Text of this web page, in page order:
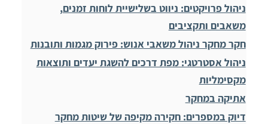
ניהול פרויקטים: ניווט בשלישיית לוחות זמנים,
משאבים ותקציבים
חקר מחקר ניהול משאבי אנוש: פירוק מגמות ותובנות
ניהול אסטרטגי: מפת דרכים להשגת יעדים ותוצאות
מקסימליות
אתיקה במחקר
דיוק במספרים: חקירה מקיפה של שיטות מחקר